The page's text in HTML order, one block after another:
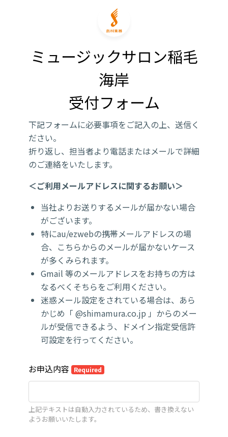
ミュージックサロン稲毛
海岸
受付フォーム
下記フォームに必要事項をご記入の上、送信く
ださい。
折り返し、担当者より電話またはメールで詳細
のご連絡をいたします。
＜ご利用メールアドレスに関するお願い＞
当社よりお送りするメールが届かない場合
がございます。
特にau/ezwebの携帯メールアドレスの場
合、こちらからのメールが届かないケース
が多くみられます。
Gmail 等のメールアドレスをお持ちの方は
なるべくそちらをご利用ください。
迷惑メール設定をされている場合は、あら
かじめ「 @shimamura.co.jp 」からのメー
ルが受信できるよう、ドメイン指定受信許
可設定を行ってください。
お申込内容 Required
上記テキストは自動入力されているため、書き換えない
ようお願いいたします。